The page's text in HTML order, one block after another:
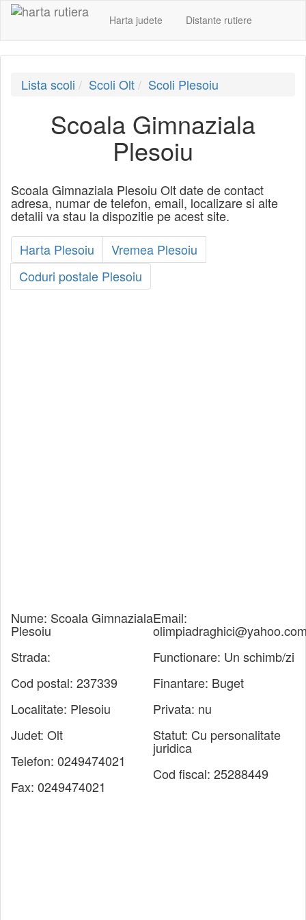
Harta judete Distante rutiere
Lista scoli Scoli Olt Scoli Plesoiu
Scoala Gimnaziala
Plesoiu
Scoala Gimnaziala Plesoiu Olt date de contact
adresa, numar de telefon, email, localizare si alte
detalii va stau la dispozitie pe acest site.
Harta Plesoiu
Vremea Plesoiu
Coduri postale Plesoiu
Nume: Scoala Gimnaziala
Plesoiu
Strada:
Cod postal: 237339
Localitate: Plesoiu
Judet: Olt
Telefon: 0249474021
Fax: 0249474021
Email:
Functionare: Un schimb/zi
Finantare: Buget
Privata: nu
Statut: Cu personalitate
juridica
Cod fiscal: 25288449